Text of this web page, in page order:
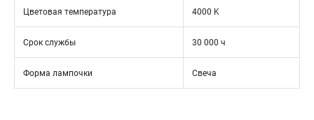
Цветовая температура 4000 K
Срок службы 30 000 ч
Форма лампочки Свеча